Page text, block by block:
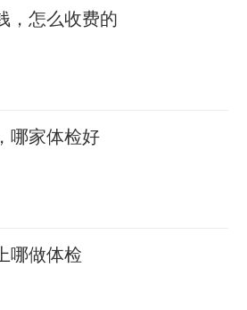
，怎么收费的
哪家体检好
哪做体检